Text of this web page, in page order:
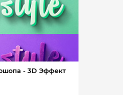
- 3D Эффект